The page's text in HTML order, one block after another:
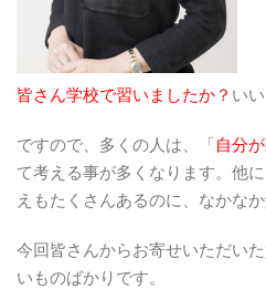
皆さん学校で習いましたか？ い
ですので、多くの人は、「自分
て考える事が多くなります。他
えもたくさんあるのに、なかな
今回皆さんからお寄せいただい
いものばかりです。